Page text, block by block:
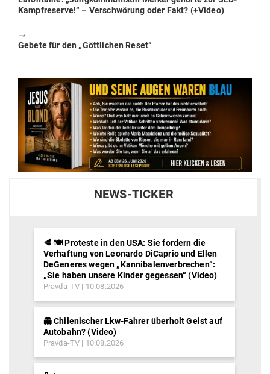
post:
Kampf­re­serve!“ – Ver­schwörung oder Fakt? (+Video)
🠖
Next
Gebete für den „Gött­lichen Reset“
NEWS-TICKER
🥩 🍽️ Proteste in den USA: Sie fordern die
Verhaftung von Leonardo DiCaprio und Ellen
DeGeneres wegen „Kannibalenverbrechen“:
„Sie haben unsere Kinder gegessen“ (Video)
Pravda-TV 10.08.2026
👻 Chilenischer Lkw-Fahrer überholt Geist auf
Autobahn? (Video)
Pravda-TV 10.08.2026